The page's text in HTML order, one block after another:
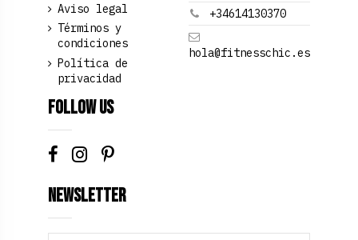
Aviso legal
Términos y
condiciones
Política de
privacidad
+34614130370
hola@fitnesschic.es
Follow us
Newsletter